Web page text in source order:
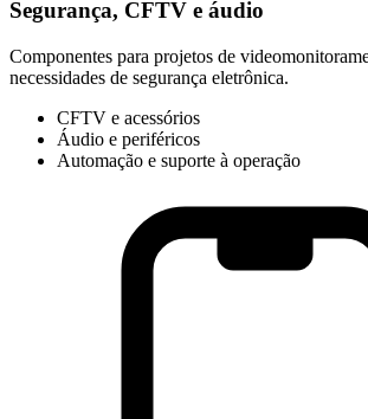
Segurança, CFTV e áudio
Componentes para projetos de
necessidades de segurança eletrônica.
CFTV e acessórios
Áudio e periféricos
Automação e suporte à operação